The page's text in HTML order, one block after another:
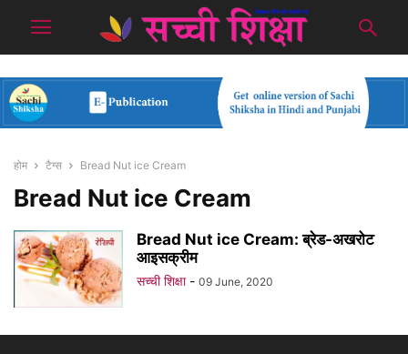
होम टैग्स Bread Nut ice Cream
Bread Nut ice Cream
Bread Nut ice Cream: ब्रेड-अखरोट
आइसक्रीम
सच्ची शिक्षा - 09 June, 2020